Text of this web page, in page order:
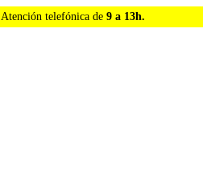
Atención telefónica de 9 a 13h.